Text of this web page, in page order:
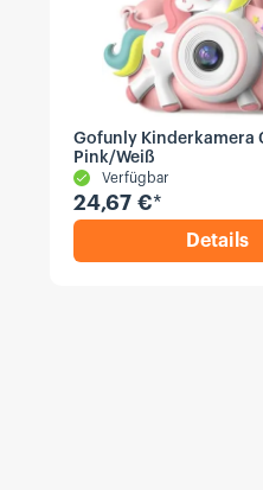
Gofunly Kinderkamera
Pink/Weiß
Verfügbar
24,67 €*
Details